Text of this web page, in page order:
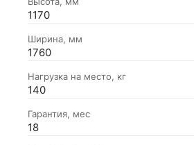
1170
Ширина, мм
1760
Нагрузка на место, кг
140
Гарантия, мес
18